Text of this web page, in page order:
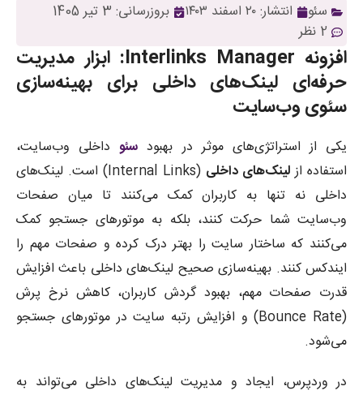
سئو انتشار:۲۰ اسفند ۱۴۰۳
بروزرسانی: 3 تیر 1405
2 نظر
افزونه Interlinks Manager: ابزار مدیریت
حرفه‌ای لینک‌های داخلی برای بهینه‌سازی
سئوی وب‌سایت
یکی از استراتژی‌های موثر در بهبود سئوداخلی وب‌سایت،
استفاده ازلینک‌های داخلی
(Internal Links) است. لینک‌های
داخلی نه تنها به کاربران کمک می‌کنند تا میان صفحات
وب‌سایت شما حرکت کنند، بلکه به موتورهای جستجو کمک
می‌کنند که ساختار سایت را بهتر درک کرده و صفحات مهم را
ایندکس کنند. بهینه‌سازی صحیح لینک‌های داخلی باعث افزایش
قدرت صفحات مهم، بهبود گردش کاربران، کاهش نرخ پرش
(Bounce Rate) و افزایش رتبه سایت در موتورهای جستجو
می‌شود.
در وردپرس، ایجاد و مدیریت لینک‌های داخلی می‌تواند به